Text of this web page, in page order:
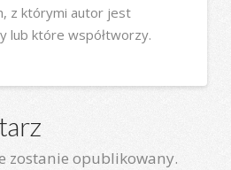
z którymi autor jest
lub które współtworzy.
zostanie opublikowany.